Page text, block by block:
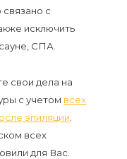
связано с
исключить
СПА.
свои дела на
с учетом всех
эпиляции
всех
для Вас.